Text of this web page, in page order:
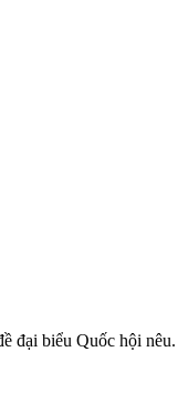
đại biểu Quốc hội nêu.